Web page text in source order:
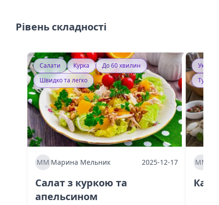
Рівень складності
Салати Курка
До 60 хвилин
Швидко та легко
ММ Марина Мельник 2025-12-17
Салат з куркою та
апельсином
ММ